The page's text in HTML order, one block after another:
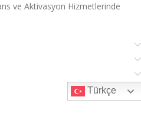
ve Aktivasyon Hizmetlerinde
Türkçe